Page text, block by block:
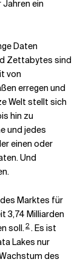
ein
Daten
Zettabytes sind
von
erregen und
Welt stellt sich
hin zu
und jedes
einen oder
Und
Marktes für
3,74 Milliarden
soll.2. Es ist
Lakes nur
des